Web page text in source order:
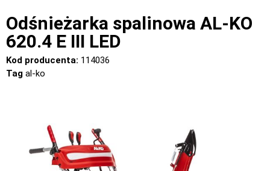
Odśnieżarka spalinowa AL-KO
620.4 E III LED
Kod producenta: 114036
Tag al-ko